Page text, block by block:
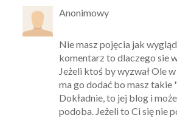
Anonimowy
Nie masz pojęcia jak
komentarz to dlaczego sie
Jeżeli ktoś by wyzwał Ole
ma go dodać bo masz takie
Dokładnie, to jej blog i
podoba. Jeżeli to Ci się nie